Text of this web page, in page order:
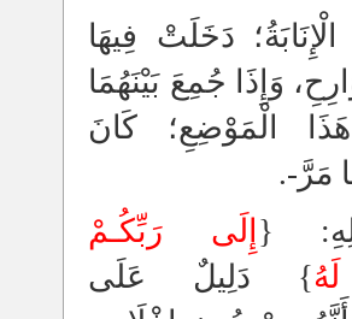
دَخَلَتْ فِيهَا
وَإِذَا جُمِعَ بَيْنَهُمَا
الْمَوْضِعِ؛ كَانَ
مَرَّ-.
{ إِلَى رَبِّكُـمْ
} دَلِيلٌ عَلَى